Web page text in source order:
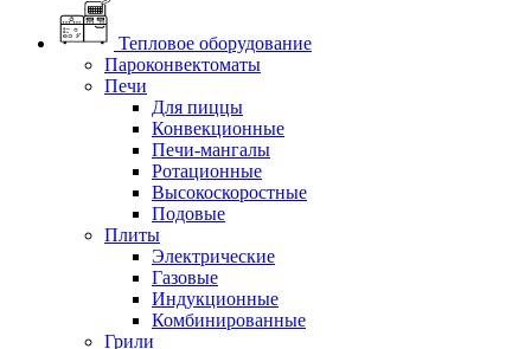
Тепловое оборудование
Пароконвектоматы
Печи
Для пиццы
Конвекционные
Печи-мангалы
Ротационные
Высокоскоростные
Подовые
Плиты
Электрические
Газовые
Индукционные
Комбинированные
Грили